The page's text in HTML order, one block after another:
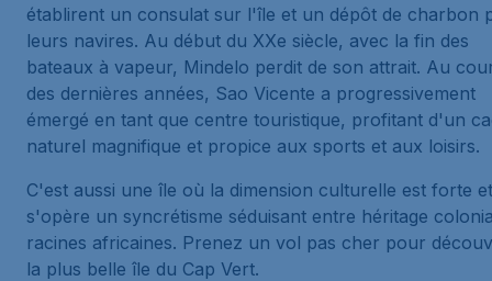
établirent un consulat sur l'île et un dépôt de charbon
leurs navires. Au début du XXe siècle, avec la fin des
bateaux à vapeur, Mindelo perdit de son attrait. Au
des dernières années, Sao Vicente a progressivement
émergé en tant que centre touristique, profitant d'un
naturel magnifique et propice aux sports et aux loisirs.
C'est aussi une île où la dimension culturelle est forte
s'opère un syncrétisme séduisant entre héritage
racines africaines. Prenez un vol pas cher pour
la plus belle île du Cap Vert.